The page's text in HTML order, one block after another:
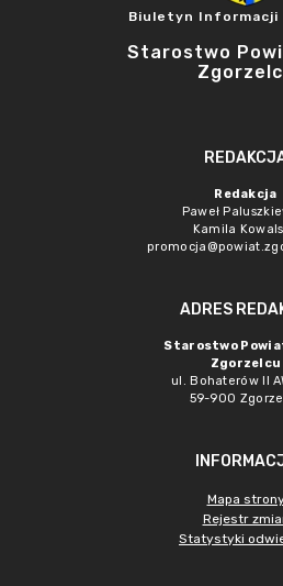
Biuletyn Informacji
Starostwo
Redakcja
Paweł
Kamila
ADRES
Starostwo
Zgorzelcu
ul. Bohaterów II
59-900
Mapa
Rejestr
Statystyki